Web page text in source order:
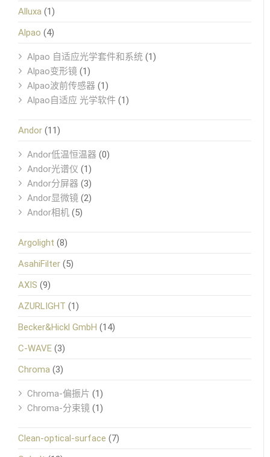
Alluxa (1)
Alpao (4)
Alpao 自适应光学套件和系统 (1)
Alpao变形镜 (1)
Alpao波前传感器 (1)
Alpao自适应 光学软件 (1)
Andor (11)
Andor低温恒温器 (0)
Andor光谱仪 (1)
Andor分屏器 (3)
Andor显微镜 (2)
Andor相机 (5)
Argolight (8)
AsahiFilter (5)
AXIS (9)
AZURLIGHT (1)
Becker&Hickl GmbH (14)
C-WAVE (3)
Chroma (3)
Chroma-偏振片 (1)
Chroma-分束镜 (1)
Clean-optical-surface (7)